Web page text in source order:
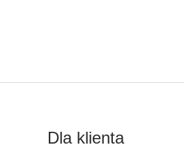
Dla klienta